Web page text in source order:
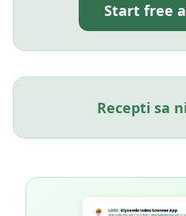
Start free
Recepti sa